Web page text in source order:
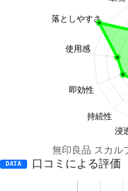
無印良品 スカル
DATA 口コミによる評価